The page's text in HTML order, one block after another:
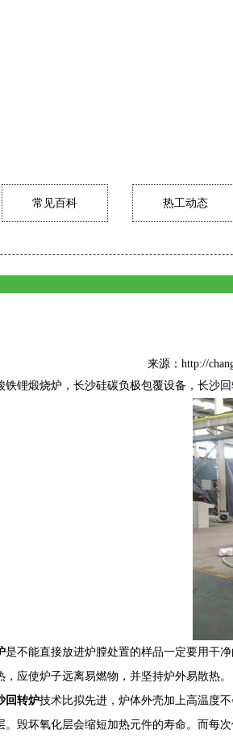
常见百科 热工动态
来源：http://
铁锂煅烧炉 ，长沙硅碳负极包覆设备，长沙
是不能直接放进炉膛处置的样品一定要用干
应使炉子远离易燃物，并坚持炉外易散热。
回转炉技术比拟先进，炉体外壳加上高温度
。毁坏氧化层会缩短加热元件的寿命。而每